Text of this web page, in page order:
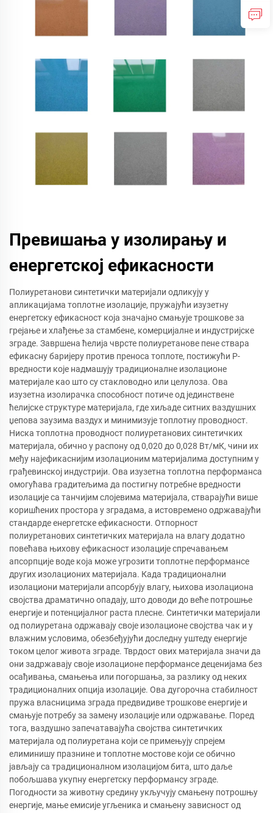
Превишања у изолирању и
енергетској ефикасности
Полиуретанови синтетички материјали одликују у
апликацијама топлотне изолације, пружајући изузетну
енергетску ефикасност која значајно смањује трошкове за
грејање и хлађење за стамбене, комерцијалне и индустријске
зграде. Завршена ћелија чврсте полиуретанове пене ствара
ефикасну баријеру против преноса топлоте, постижући Р-
вредности које надмашују традиционалне изолационе
материјале као што су стакловодно или целулоза. Ова
изузетна изолирачка способност потиче од јединствене
ћелијске структуре материјала, где хиљаде ситних ваздушних
џепова заузима ваздух и минимизује топлотну проводност.
Ниска топлотна проводност полиуретанових синтетичких
материјала, обично у распону од 0,020 до 0,028 Вт/мК, чини их
међу најефикаснијим изолационим материјалима доступним у
грађевинској индустрији. Ова изузетна топлотна перформанса
омогућава градитељима да постигну потребне вредности
изолације са танчијим слојевима материјала, стварајући више
коришћених простора у зградама, а истовремено одржавајући
стандарде енергетске ефикасности. Отпорност
полиуретанових синтетичких материјала на влагу додатно
повећава њихову ефикасност изолације спречавањем
апсорпције воде која може угрозити топлотне перформансе
других изолационих материјала. Када традиционални
изолациони материјали апсорбују влагу, њихова изолациона
својства драматично опадају, што доводи до веће потрошње
енергије и потенцијалног раста плесне. Синтетички материјали
од полиуретана одржавају своје изолационе својства чак и у
влажним условима, обезбеђујући доследну уштеду енергије
током целог живота зграде. Тврдост ових материјала значи да
они задржавају своје изолационе перформансе деценијама без
осађивања, смањења или погоршања, за разлику од неких
традиционалних опција изолације. Ова дугорочна стабилност
пружа власницима зграда предвидиве трошкове енергије и
смањује потребу за замену изолације или одржавање. Поред
тога, ваздушно запечатавајућа својства синтетичких
материјала од полиуретана који се примењују спрејем
елиминишу празнине и топлотне мостове који се обично
јављају са традиционалном изолацијом бита, што даље
побољшава укупну енергетску перформансу зграде.
Погодности за животну средину укључују смањену потрошњу
енергије, мање емисије угљеника и смањену зависност од